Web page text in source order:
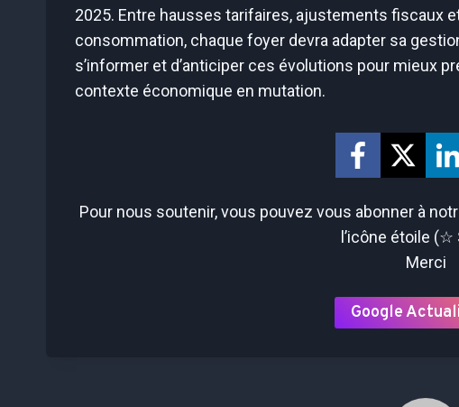
2025. Entre hausses tarifaires, ajustements fiscaux
consommation, chaque foyer devra adapter sa
s’informer et d’anticiper ces évolutions pour mieux
contexte économique en mutation.
Pour nous soutenir, vous pouvez vous abonner à
l’icône étoile (☆
Merci
Google